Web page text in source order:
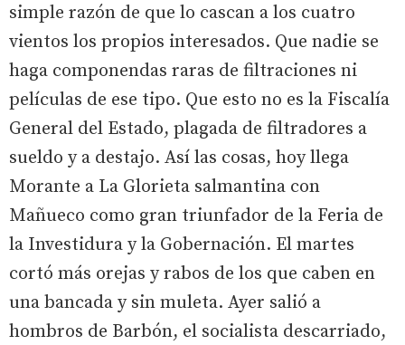
simple razón de que lo cascan a los cuatro
vientos los propios interesados. Que nadie se
haga componendas raras de filtraciones ni
películas de ese tipo. Que esto no es la Fiscalía
General del Estado, plagada de filtradores a
sueldo y a destajo. Así las cosas, hoy llega
Morante a La Glorieta salmantina con
Mañueco como gran triunfador de la Feria de
la Investidura y la Gobernación. El martes
cortó más orejas y rabos de los que caben en
una bancada y sin muleta. Ayer salió a
hombros de Barbón, el socialista descarriado,